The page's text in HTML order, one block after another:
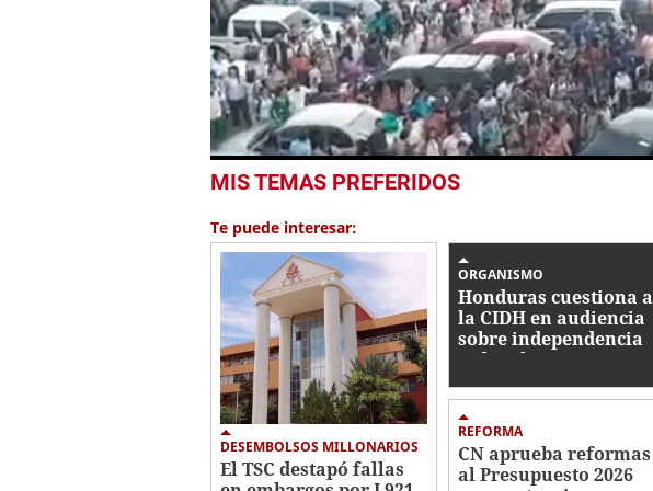
seconds
31
secondsVolume
0%
MIS TEMAS PREFERIDOS
Te puede interesar:
DESEMBOLSOS MILLONARIOS
El TSC destapó fallas
ORGANISMO
Honduras cuestiona a
la CIDH en audiencia
sobre independencia
judicial
REFORMA
CN aprueba reformas
al Presupuesto 2026